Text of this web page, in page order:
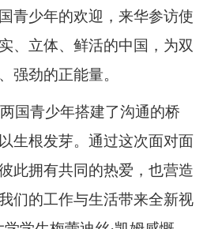
青少年的欢迎，来华参访使
、立体、鲜活的中国，为双
强劲的正能量。
两国青少年搭建了沟通的桥
生根发芽。通过这次面对面
此拥有共同的热爱，也营造
们的工作与生活带来全新视